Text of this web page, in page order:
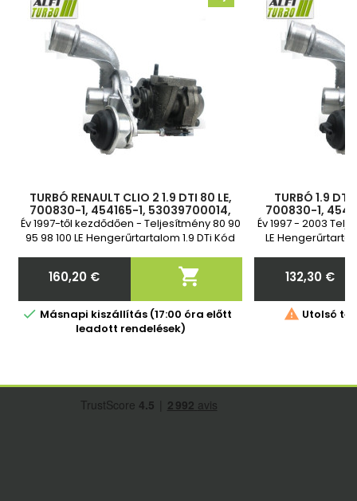
TURBÓ RENAULT CLIO 2 1.9 DTI 80 LE,
700830-1, 454165-1, 53039700014,
53039700038, 8200107826,
7700107795, 7700108030, 77001089
Év 1997-től kezdődően - Teljesítmény 80 90
95 98 100 LE Hengerűrtartalom 1.9 DTi Kód
F9Q734 F8Q730 Vadonatúj és 2 év
Ár
160,20 € 
 Másnapi kiszállítás (17:00 óra előtt
leadott rendelések)
TURBÓ 1.9
700830-1,
Év 1997 - 2003
LE
Ár
132,30 €
 Utolsó